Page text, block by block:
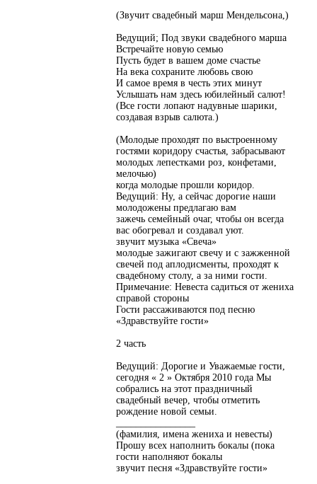
(Звучит свадебный марш Мендельсона,)
Ведущий; Под звуки свадебного марша
Встречайте новую семью
Пусть будет в вашем доме счастье
На века сохраните любовь свою
И самое время в честь этих минут
Услышать нам здесь юбилейный салют!
(Все гости лопают надувные шарики,
создавая взрыв салюта.)
(Молодые проходят по выстроенному
гостями коридору счастья, забрасывают
молодых лепестками роз, конфетами,
мелочью)
когда молодые прошли коридор.
Ведущий: Ну, а сейчас дорогие наши
молодожены предлагаю вам
зажечь семейный очаг, чтобы он всегда
вас обогревал и создавал уют.
звучит музыка «Свеча»
молодые зажигают свечу и с зажженной
свечей под аплодисменты, проходят к
свадебному столу, а за ними гости.
Примечание: Невеста садиться от жениха
справой стороны
Гости рассаживаются под песню
«Здравствуйте гости»
2 часть
Ведущий: Дорогие и Уважаемые гости,
сегодня « 2 » Октября 2010 года Мы
собрались на этот праздничный
свадебный вечер, чтобы отметить
рождение новой семьи.
(фамилия, имена жениха и невесты)
Прошу всех наполнить бокалы (пока
гости наполняют бокалы
звучит песня «Здравствуйте гости»